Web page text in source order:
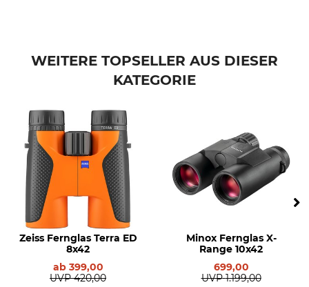
Modellbezeichnung
Habicht 10x40 WGA
Länge
15,4 cm
17,5 cm
WEITERE TOPSELLER AUS DIESER
KATEGORIE
Zeiss Fernglas Terra ED
8x42
ab 399,00
UVP 420,00
Minox Fernglas X-
Range 10x42
699,00
UVP 1.199,00